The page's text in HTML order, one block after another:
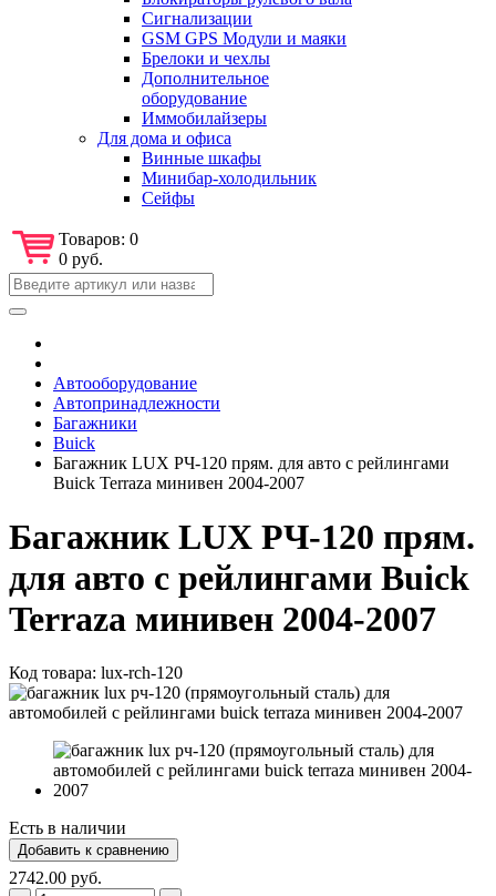
Сигнализации
GSM GPS Модули и маяки
Брелоки и чехлы
Дополнительное
оборудование
Иммобилайзеры
Для дома и офиса
Винные шкафы
Минибар-холодильник
Сейфы
Товаров: 0
0 руб.
Автооборудование
Автопринадлежности
Багажники
Buick
Багажник LUX РЧ-120 прям. для авто с рейлингами
Buick Terraza минивен 2004-2007
Багажник LUX РЧ-120 прям.
для авто с рейлингами Buick
Terraza минивен 2004-2007
Код товара: lux-rch-120
Есть в наличии
2742.00 руб.